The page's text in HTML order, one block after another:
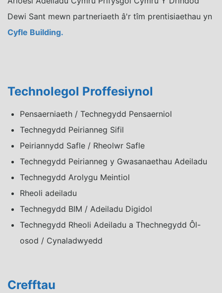
Dewi Sant mewn partneriaeth â'r tîm prentisiaethau yn
Cyfle Building.
Technolegol Proffesiynol
Pensaerniaeth / Technegydd Pensaerniol
Technegydd Peirianneg Sifil
Peiriannydd Safle / Rheolwr Safle
Technegydd Peirianneg y Gwasanaethau Adeiladu
Technegydd Arolygu Meintiol
Rheoli adeiladu
Technegydd BIM / Adeiladu Digidol
Technegydd Rheoli Adeiladu a Thechnegydd Ôl-
osod / Cynaladwyedd
Crefftau